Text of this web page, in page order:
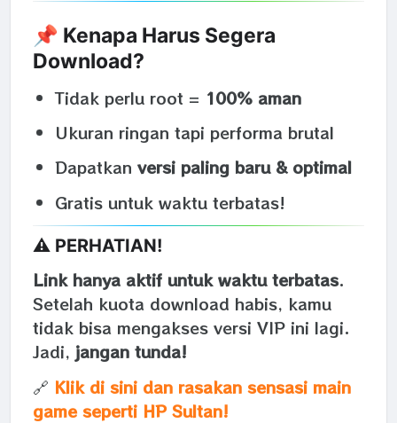
📌 Kenapa Harus Segera
Download?
Tidak perlu root = 100% aman
Ukuran ringan tapi performa brutal
Dapatkan versi paling baru & optimal
Gratis untuk waktu terbatas!
⚠️ PERHATIAN!
Link hanya aktif untuk waktu terbatas.
Setelah kuota download habis, kamu
tidak bisa mengakses versi VIP ini lagi.
Jadi, jangan tunda!
🔗 Klik di sini dan rasakan sensasi main
game seperti HP Sultan!